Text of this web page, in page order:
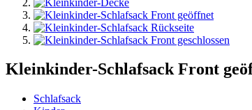
Kleinkinder-Schlafsack Front
Schlafsack